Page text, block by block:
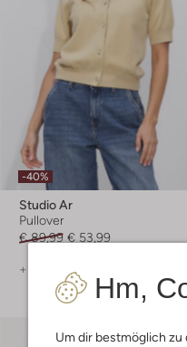
Hm,
Um dir bestmöglich
-40%
Studio Ar
Pullover
€ 89,99 € 53,99
+ mehr farben